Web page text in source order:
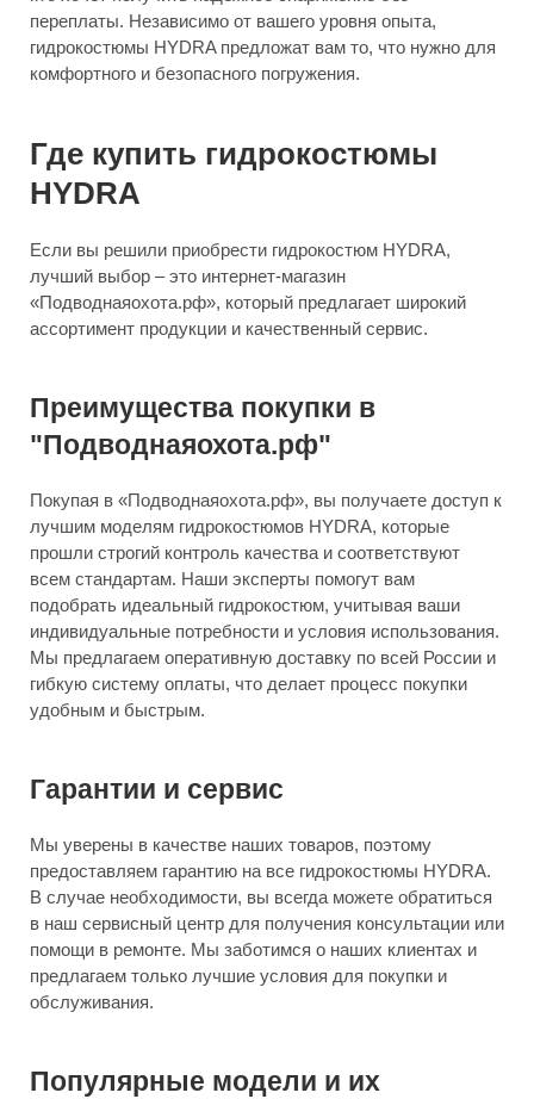
переплаты. Независимо от вашего уровня опыта,
гидрокостюмы HYDRA предложат вам то, что нужно для
комфортного и безопасного погружения.
Где купить гидрокостюмы
HYDRA
Если вы решили приобрести гидрокостюм HYDRA,
лучший выбор – это интернет-магазин
«Подводнаяохота.рф», который предлагает широкий
ассортимент продукции и качественный сервис.
Преимущества покупки в
"Подводнаяохота.рф"
Покупая в «Подводнаяохота.рф», вы получаете доступ к
лучшим моделям гидрокостюмов HYDRA, которые
прошли строгий контроль качества и соответствуют
всем стандартам. Наши эксперты помогут вам
подобрать идеальный гидрокостюм, учитывая ваши
индивидуальные потребности и условия использования.
Мы предлагаем оперативную доставку по всей России и
гибкую систему оплаты, что делает процесс покупки
удобным и быстрым.
Гарантии и сервис
Мы уверены в качестве наших товаров, поэтому
предоставляем гарантию на все гидрокостюмы HYDRA.
В случае необходимости, вы всегда можете обратиться
в наш сервисный центр для получения консультации или
помощи в ремонте. Мы заботимся о наших клиентах и
предлагаем только лучшие условия для покупки и
обслуживания.
Популярные модели и их